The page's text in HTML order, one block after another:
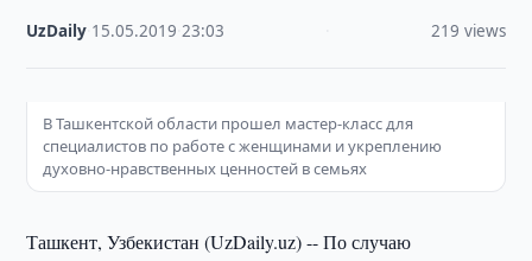
UzDaily 15.05.2019 ·23:03 219 views
В Ташкентской области прошел мастер-класс для
специалистов по работе с женщинами и укреплению
духовно-нравственных ценностей в семьях
Ташкент, Узбекистан (UzDaily.uz) -- По случаю